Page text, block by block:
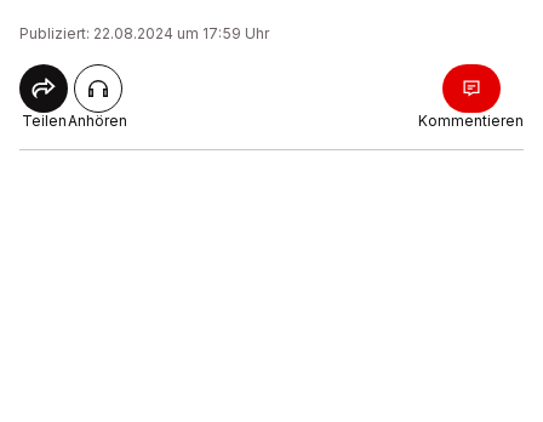
Publiziert: 22.08.2024 um 17:59 Uhr
TeilenAnhören Kommentieren